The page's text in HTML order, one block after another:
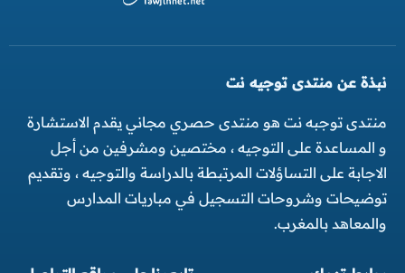
نبذة عن منتدى توجيه نت
منتدى توجبه نت هو منتدى حصري مجاني يقدم الاستشارة
و المساعدة على التوجيه ، مختصين ومشرفين من أجل
الاجابة على التساؤلات المرتبطة بالدراسة والتوجيه ، وتقديم
توضيحات وشروحات التسجيل في مباريات المدارس
والمعاهد بالمغرب.